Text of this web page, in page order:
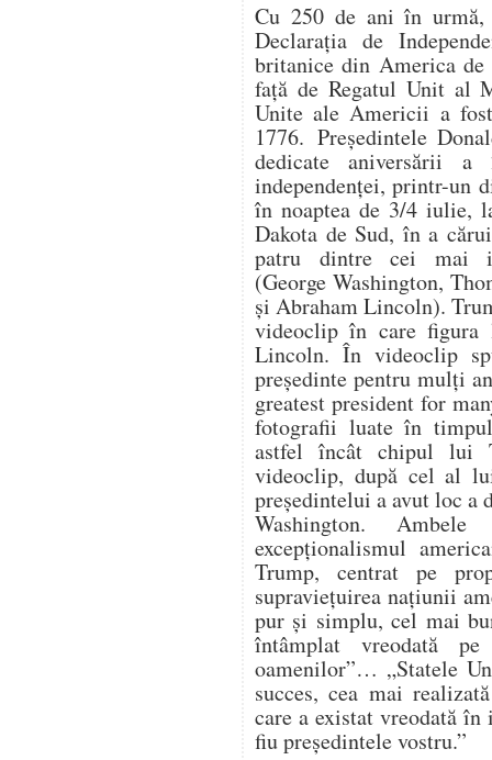
Cu 250 de ani în
Declarația de
britanice din America de
față de Regatul Unit al
Unite ale Americii a
1776. Președintele
dedicate aniversării
independenței, printr-un
în noaptea de 3/4 iulie,
Dakota de Sud, în a
patru dintre cei mai
(George Washington,
și Abraham Lincoln).
videoclip în care figura
Lincoln. În videoclip
președinte pentru mulți
greatest president for
fotografii luate în
astfel încât chipul lui
videoclip, după cel al
președintelui a avut loc a
Washington.
excepționalismul
Trump, centrat pe
supraviețuirea națiunii
pur și simplu, cel mai
întâmplat vreodată
oamenilor”… „Statele
succes, cea mai
care a existat vreodată
fiu președintele vostru.”